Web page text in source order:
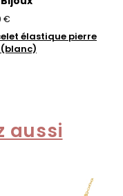
€
élastique pierre
aussi